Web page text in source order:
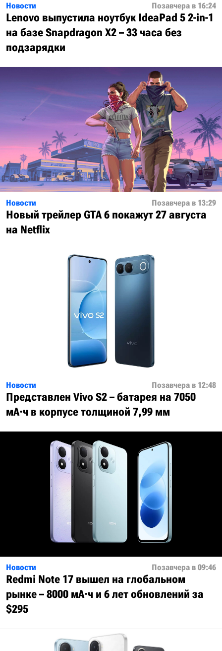
Новости Позавчера в 16:24
Lenovo выпустила ноутбук IdeaPad 5 2-in-1
на базе Snapdragon X2 – 33 часа без
подзарядки
Новости Позавчера в 13:29
Новый трейлер GTA 6 покажут 27 августа
на Netflix
Новости Позавчера в 12:48
Представлен Vivo S2 – батарея на 7050
мА·ч в корпусе толщиной 7,99 мм
Новости Позавчера в 09:46
Redmi Note 17 вышел на глобальном
рынке – 8000 мА·ч и 6 лет обновлений за
$295